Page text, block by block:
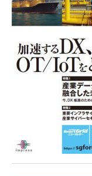
イン
Vol.1